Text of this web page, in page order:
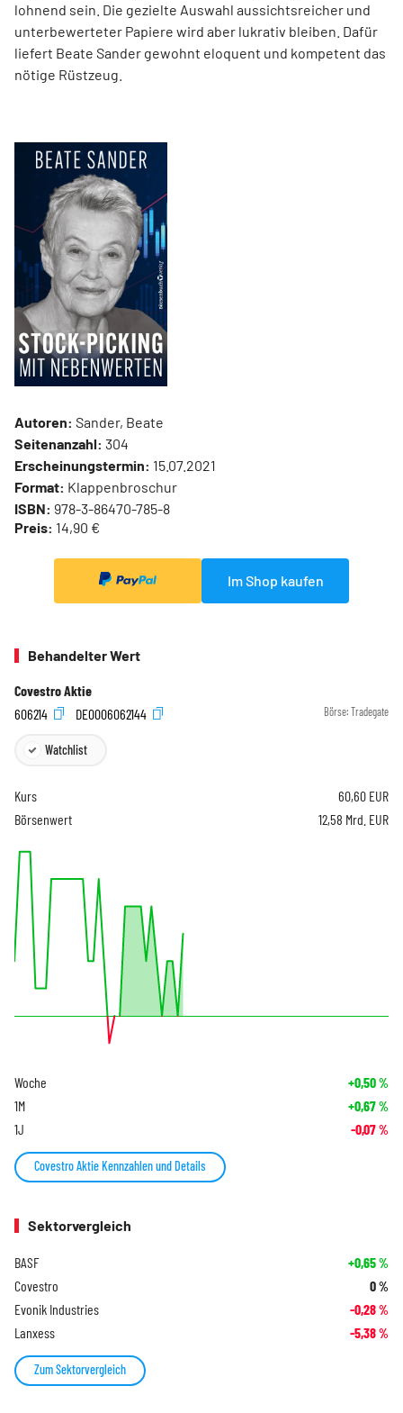
lohnend sein. Die gezielte Auswahl aussichtsreicher und
unterbewerteter Papiere wird aber lukrativ bleiben. Dafür
liefert Beate Sander gewohnt eloquent und kompetent das
nötige Rüstzeug.
Autoren: Sander, Beate
Seitenanzahl: 304
Erscheinungstermin: 15.07.2021
Format: Klappenbroschur
ISBN: 978-3-86470-785-8
Preis: 14,90 €
Im Shop kaufen
Behandelter Wert
Covestro Aktie
606214
DE0006062144 Börse: Tradegate
Watchlist
Kurs 60,60 EUR
Börsenwert
12,58 Mrd. EUR
Woche +0,50%
1M +0,67%
1J -0,07%
Covestro Aktie Kennzahlen und Details
Sektorvergleich
BASF +0,65%
Covestro 0%
Evonik Industries -0,28%
Lanxess -5,38%
Zum Sektorvergleich